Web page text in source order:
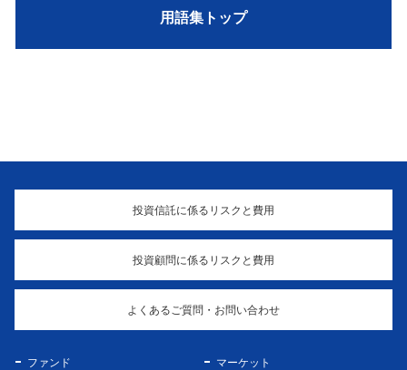
用語集トップ
投資信託に係るリスクと費用
投資顧問に係るリスクと費用
よくあるご質問・お問い合わせ
ファンド マーケット